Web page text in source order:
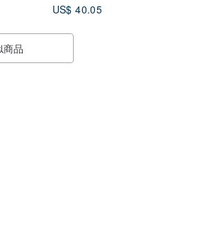
US$ 40.05
商品